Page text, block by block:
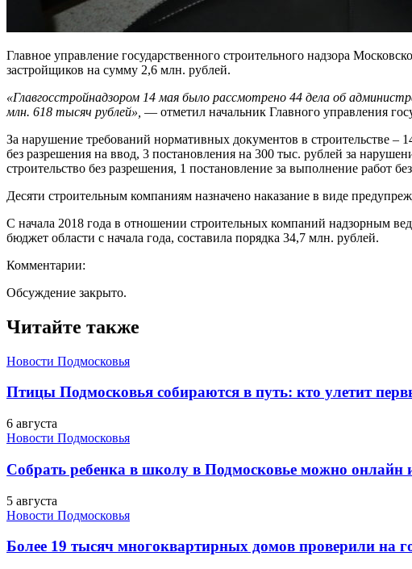
Главное управление государственного строительного надзора
застройщиков на сумму 2,6 млн. рублей.
«Главгосстройнадзором 14 мая было рассмотрено 44 дела об
млн. 618 тысяч рублей», — отметил начальник Главного управления
За нарушение требований нормативных документов в строительстве –
без разрешения на ввод, 3 постановления на 300 тыс. рублей за
строительство без разрешения, 1 постановление за выполнение работ
Десяти строительным компаниям назначено наказание в виде
С начала 2018 года в отношении строительных компаний надзорным
бюджет области с начала года, составила порядка 34,7 млн. рублей.
Комментарии:
Обсуждение закрыто.
Читайте также
Новости Подмосковья
Птицы Подмосковья собираются в путь: кто улетит
6 августа
Новости Подмосковья
Собрать ребенка в школу в Подмосковье можно онлайн
5 августа
Новости Подмосковья
Более 19 тысяч многоквартирных домов проверили на